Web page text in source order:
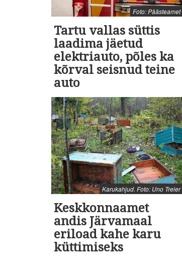
Foto: Päästeamet
Tartu vallas süttis
laadima jäetud
elektriauto, põles ka
kõrval seisnud teine
auto
Karukahjud. Foto: Uno Treier
Keskkonnaamet
andis Järvamaal
eriload kahe karu
küttimiseks